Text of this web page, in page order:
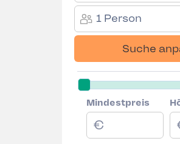
1 Person
Suche
Mindestpreis